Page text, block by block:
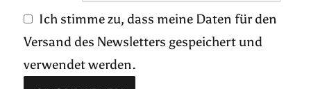
Ich stimme zu, dass meine Daten für den
Versand des Newsletters gespeichert und
verwendet werden.